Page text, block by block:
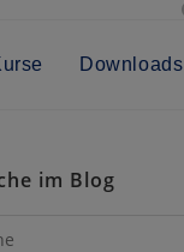
Downloads
im Blog